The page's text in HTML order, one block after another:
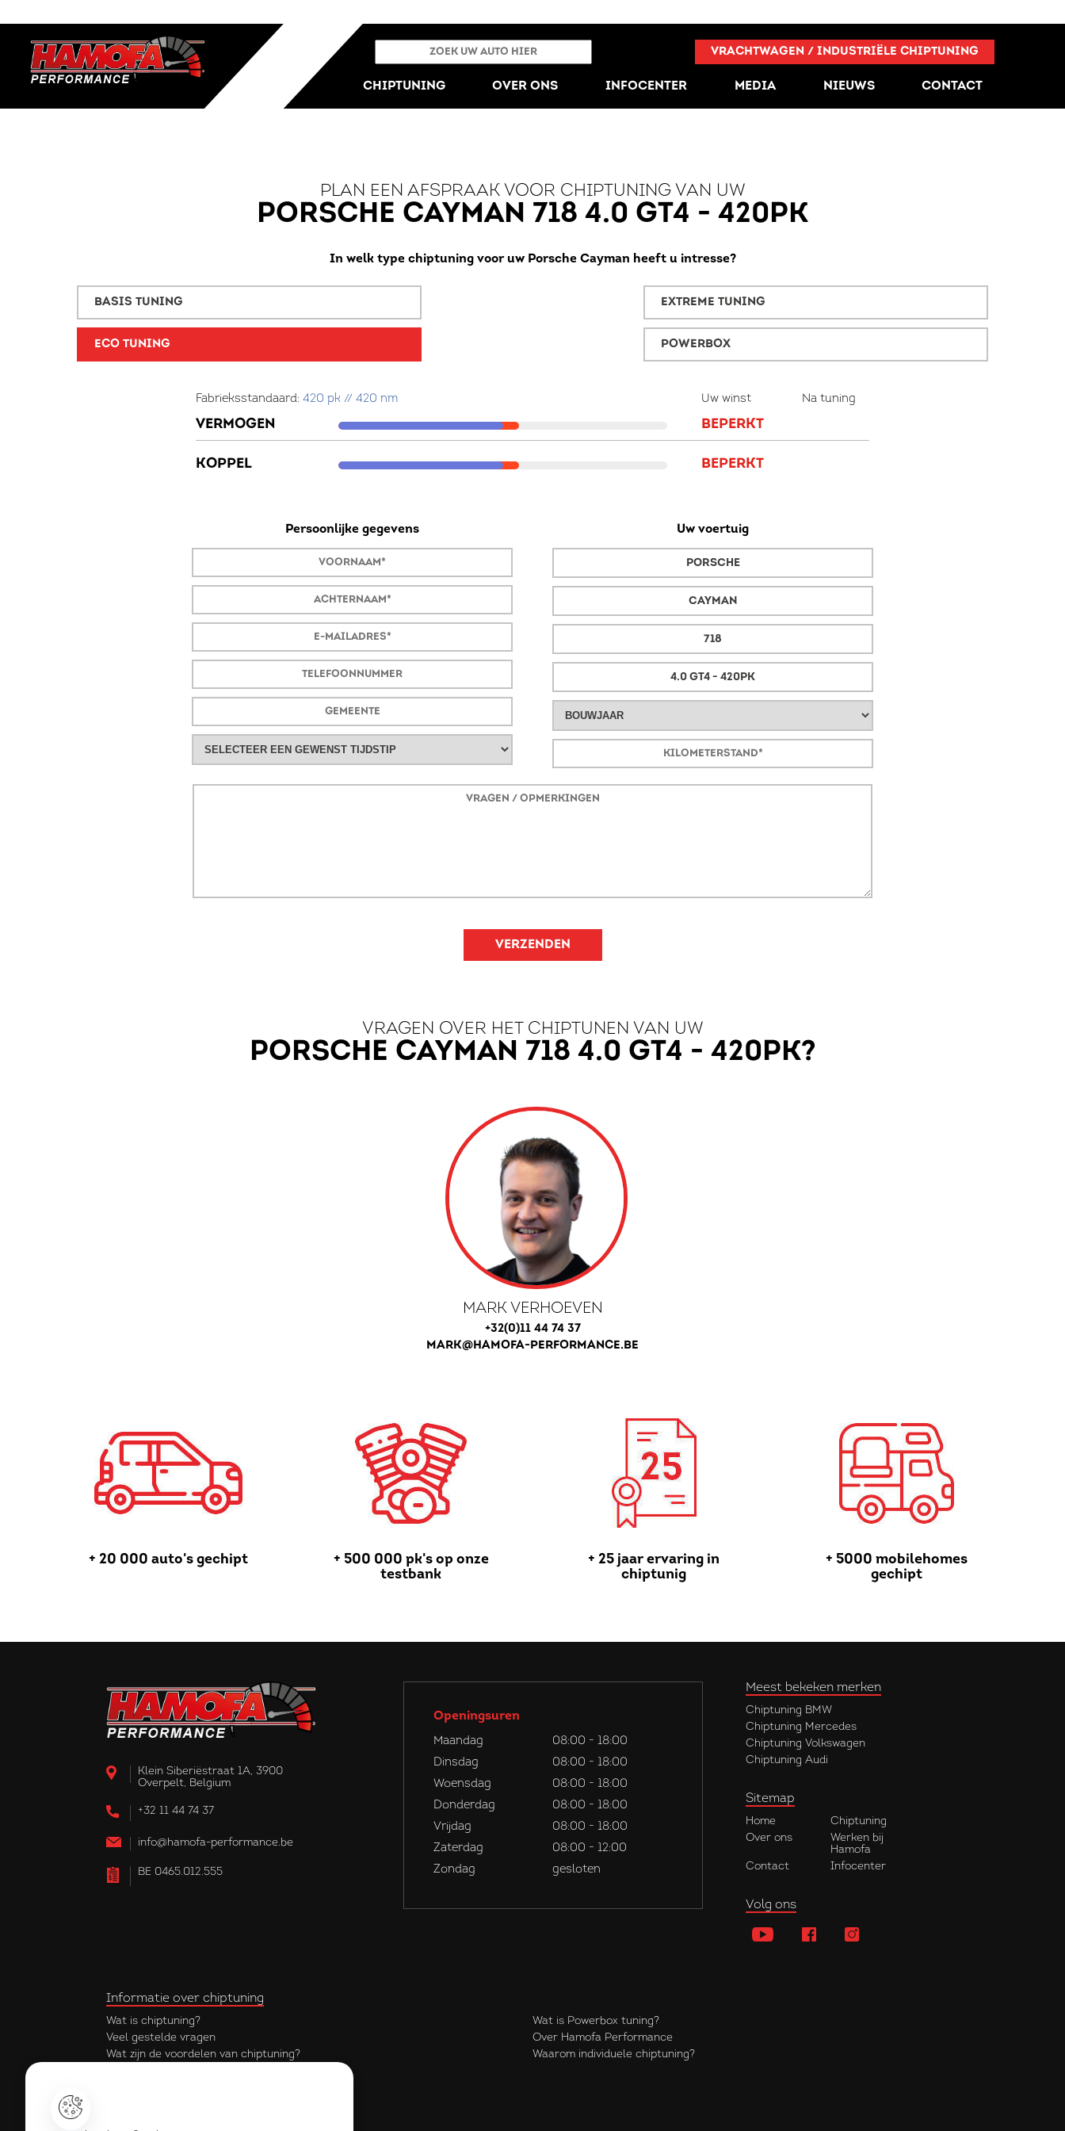
VRACHTWAGEN / INDUSTRIËLE CHIPTUNING
CHIPTUNING OVER ONS INFOCENTER MEDIA NIEUWS CONTACT
PLAN EEN AFSPRAAK VOOR CHIPTUNING VAN UW
PORSCHE CAYMAN 718 4.0 GT4 - 420PK
In welk type chiptuning voor uw Porsche Cayman heeft u intresse?
BASIS TUNING EXTREME TUNING
ECO TUNING POWERBOX
Fabrieksstandaard: 420 pk // 420 nm Uw winst Na tuning
VERMOGEN BEPERKT
KOPPEL BEPERKT
Persoonlijke gegevens Uw voertuig
PORSCHE
CAYMAN
718
4.0 GT4 - 420PK
VERZENDEN
VRAGEN OVER HET CHIPTUNEN VAN UW
PORSCHE CAYMAN 718 4.0 GT4 - 420PK?
MARK VERHOEVEN
+32(0)11 44 74 37
MARK@HAMOFA-PERFORMANCE.BE
+ 20 000 auto's gechipt
+ 500 000 pk's op onze
testbank
+ 25 jaar ervaring in
chiptunig
+ 5000 mobilehomes
gechipt
Klein Siberiëstraat 1A, 3900
Overpelt, Belgium
+32 11 44 74 37
info@hamofa-performance.be
BE 0465.012.555
Openingsuren
Maandag
08:00 - 18:00
Dinsdag
08:00 - 18:00
Woensdag
08:00 - 18:00
Donderdag
08:00 - 18:00
Vrijdag
08:00 - 18:00
Zaterdag
08:00 - 12:00
Zondag
gesloten
Meest bekeken merken
Chiptuning BMW
Chiptuning Mercedes
Chiptuning Volkswagen
Chiptuning Audi
Sitemap
Home
Chiptuning
Over ons
Werken bij
Hamofa
Contact
Infocenter
Volg ons
Informatie over chiptuning
Wat is chiptuning?
Wat is Powerbox tuning?
Veel gestelde vragen
Over Hamofa Performance
Wat zijn de voordelen van chiptuning?
Waarom individuele chiptuning?